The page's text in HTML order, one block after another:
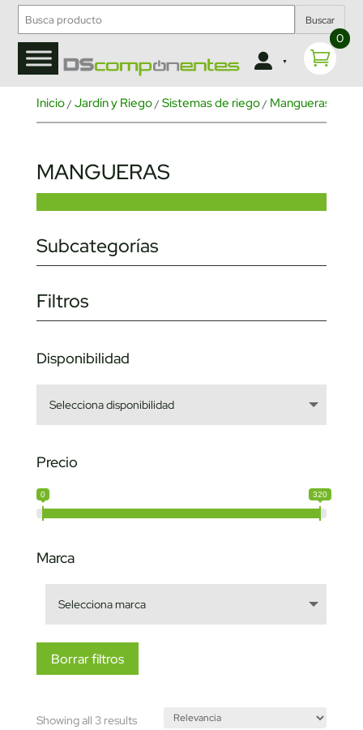
Buscar
0
Inicio/ Jardín y Riego/ Sistemas de riego/ Mangueras
MANGUERAS
Subcategorías
Filtros
Disponibilidad
Precio
0 320
Marca
Borrar filtros
Showing all 3 resultsSorted